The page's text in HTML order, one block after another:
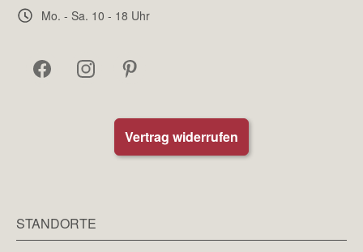
Mo. - Sa. 10 - 18 Uhr
Vertrag widerrufen
STANDORTE